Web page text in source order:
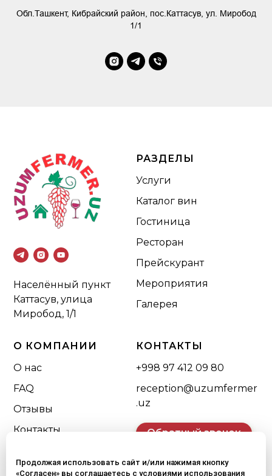
Обл.Ташкент, Кибрайский район, пос.Каттасув, ул. Миробод
1/1
Населённый пункт
Каттасув, улица
Миробод, 1/1
РАЗДЕЛЫ
Услуги
Каталог вин
Гостиница
Ресторан
Прейскурант
Мероприятия
Галерея
О КОМПАНИИ
О нас
FAQ
Отзывы
Контакты
КОНТАКТЫ
+998 97 412 09 80
reception@uzumfermer
.uz
Обратный звонок
Продолжая использовать сайт и/или нажимая кнопку
«Согласен» вы соглашаетесь с условиями использования